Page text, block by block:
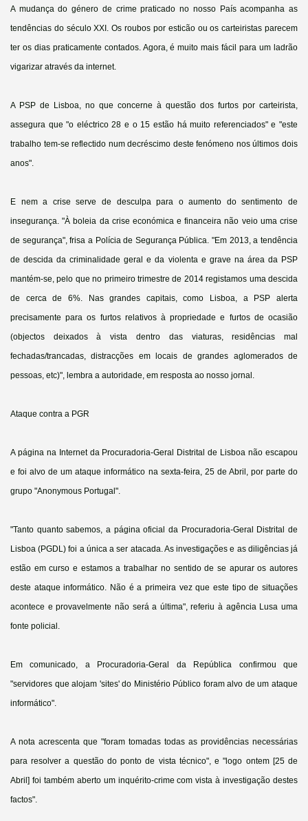
A mudança do género de crime praticado no nosso País acompanha as
tendências do século XXI. Os roubos por esticão ou os carteiristas parecem
ter os dias praticamente contados. Agora, é muito mais fácil para um ladrão
vigarizar através da internet.
A PSP de Lisboa, no que concerne à questão dos furtos por carteirista,
assegura que "o eléctrico 28 e o 15 estão há muito referenciados" e "este
trabalho tem-se reflectido num decréscimo deste fenómeno nos últimos dois
anos".
E nem a crise serve de desculpa para o aumento do sentimento de
insegurança. "À boleia da crise económica e financeira não veio uma crise
de segurança", frisa a Polícia de Segurança Pública. "Em 2013, a tendência
de descida da criminalidade geral e da violenta e grave na área da PSP
mantém-se, pelo que no primeiro trimestre de 2014 registamos uma descida
de cerca de 6%. Nas grandes capitais, como Lisboa, a PSP alerta
precisamente para os furtos relativos à propriedade e furtos de ocasião
(objectos deixados à vista dentro das viaturas, residências mal
fechadas/trancadas, distracções em locais de grandes aglomerados de
pessoas, etc)", lembra a autoridade, em resposta ao nosso jornal.
Ataque contra a PGR
A página na Internet da Procuradoria-Geral Distrital de Lisboa não escapou
e foi alvo de um ataque informático na sexta-feira, 25 de Abril, por parte do
grupo "Anonymous Portugal".
"Tanto quanto sabemos, a página oficial da Procuradoria-Geral Distrital de
Lisboa (PGDL) foi a única a ser atacada. As investigações e as diligências já
estão em curso e estamos a trabalhar no sentido de se apurar os autores
deste ataque informático. Não é a primeira vez que este tipo de situações
acontece e provavelmente não será a última", referiu à agência Lusa uma
fonte policial.
Em comunicado, a Procuradoria-Geral da República confirmou que
"servidores que alojam 'sites' do Ministério Público foram alvo de um ataque
informático".
A nota acrescenta que "foram tomadas todas as providências necessárias
para resolver a questão do ponto de vista técnico", e "logo ontem [25 de
Abril] foi também aberto um inquérito-crime com vista à investigação destes
factos".